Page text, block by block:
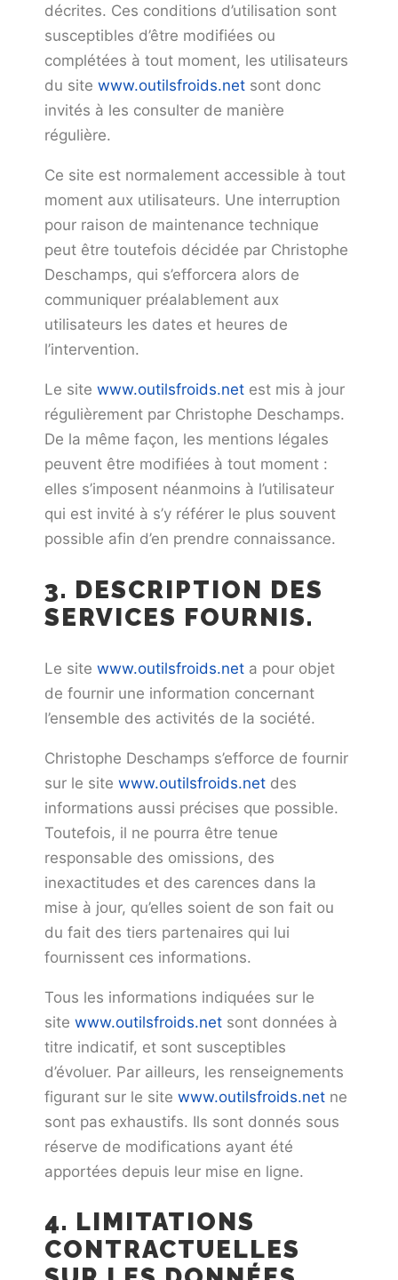
décrites. Ces conditions d’utilisation sont
susceptibles d’être modifiées ou
complétées à tout moment, les utilisateurs
du site www.outilsfroids.net sont donc
invités à les consulter de manière
régulière.
Ce site est normalement accessible à tout
moment aux utilisateurs. Une interruption
pour raison de maintenance technique
peut être toutefois décidée par Christophe
Deschamps, qui s’efforcera alors de
communiquer préalablement aux
utilisateurs les dates et heures de
l’intervention.
Le site www.outilsfroids.net est mis à jour
régulièrement par Christophe Deschamps.
De la même façon, les mentions légales
peuvent être modifiées à tout moment :
elles s’imposent néanmoins à l’utilisateur
qui est invité à s’y référer le plus souvent
possible afin d’en prendre connaissance.
3. DESCRIPTION DES
SERVICES FOURNIS.
Le site www.outilsfroids.net a pour objet
de fournir une information concernant
l’ensemble des activités de la société.
Christophe Deschamps s’efforce de fournir
sur le site www.outilsfroids.net des
informations aussi précises que possible.
Toutefois, il ne pourra être tenue
responsable des omissions, des
inexactitudes et des carences dans la
mise à jour, qu’elles soient de son fait ou
du fait des tiers partenaires qui lui
fournissent ces informations.
Tous les informations indiquées sur le
site www.outilsfroids.net sont données à
titre indicatif, et sont susceptibles
d’évoluer. Par ailleurs, les renseignements
figurant sur le site www.outilsfroids.net ne
sont pas exhaustifs. Ils sont donnés sous
réserve de modifications ayant été
apportées depuis leur mise en ligne.
4. LIMITATIONS
CONTRACTUELLES